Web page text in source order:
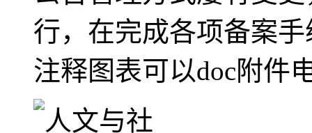
行，在完成各项备案
注释图表可以doc附件